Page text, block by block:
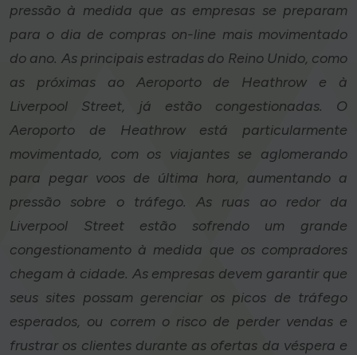
pressão à medida que as empresas se preparam
para o dia de compras on-line mais movimentado
do ano. As principais estradas do Reino Unido, como
as próximas ao Aeroporto de Heathrow e à
Liverpool Street, já estão congestionadas. O
Aeroporto de Heathrow está particularmente
movimentado, com os viajantes se aglomerando
para pegar voos de última hora, aumentando a
pressão sobre o tráfego. As ruas ao redor da
Liverpool Street estão sofrendo um grande
congestionamento à medida que os compradores
chegam à cidade. As empresas devem garantir que
seus sites possam gerenciar os picos de tráfego
esperados, ou correm o risco de perder vendas e
frustrar os clientes durante as ofertas da véspera e